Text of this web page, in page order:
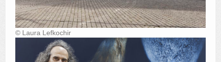
© Laura Lefkochir